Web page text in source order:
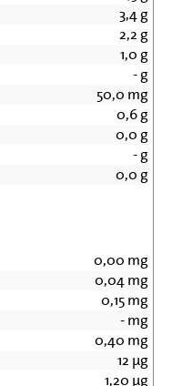
3,4g
2,2 g
1,0 g
-g
50,0 mg
0,6g
0,0 g
-g
0,0 g
0,00 mg
0,04mg
0,15mg
-mg
0,40 mg
12 µg
1,20 µg